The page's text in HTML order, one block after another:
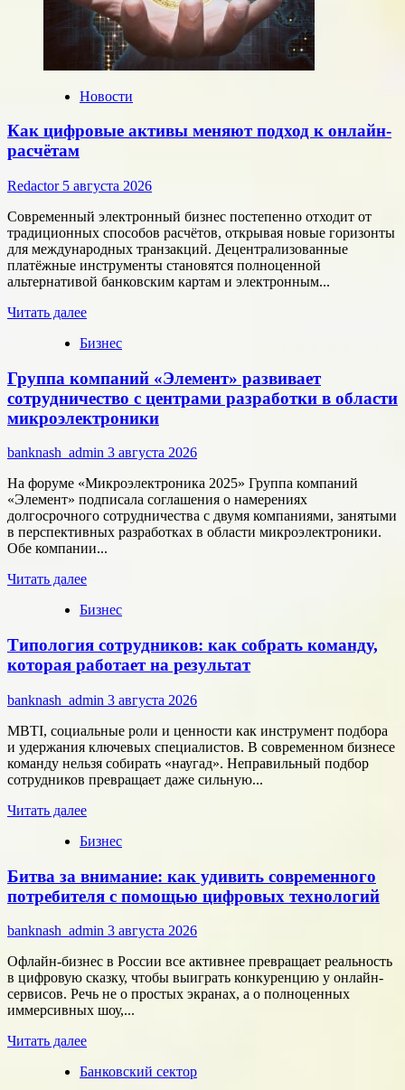
Новости
Как цифровые активы меняют подход к онлайн-
расчётам
Redactor 5 августа 2026
Современный электронный бизнес постепенно отходит от
традиционных способов расчётов, открывая новые горизонты
для международных транзакций. Децентрализованные
платёжные инструменты становятся полноценной
альтернативой банковским картам и электронным...
Читать далееПрочитать
о
цифровые
активы
меняют
подход
онлайн-
Бизнес
Группа компаний «Элемент» развивает
сотрудничество с центрами разработки в области
микроэлектроники
banknash_admin 3 августа 2026
На форуме «Микроэлектроника 2025» Группа компаний
«Элемент» подписала соглашения о намерениях
долгосрочного сотрудничества с двумя компаниями, занятыми
в перспективных разработках в области микроэлектроники.
Обе компании...
Читать далееПрочитать
о
компаний
«Элемент»
развивает
сотрудничество
с
центрами
разработки
в
области
микроэлектроники
Бизнес
Типология сотрудников: как собрать команду,
которая работает на результат
banknash_admin 3 августа 2026
MBTI, социальные роли и ценности как инструмент подбора
и удержания ключевых специалистов. В современном бизнесе
команду нельзя собирать «наугад». Неправильный подбор
сотрудников превращает даже сильную...
Читать далееПрочитать
о
сотрудников:
как
собрать
команду,
которая
работает
на
результат
Бизнес
Битва за внимание: как удивить современного
потребителя с помощью цифровых технологий
banknash_admin 3 августа 2026
Офлайн-бизнес в России все активнее превращает реальность
в цифровую сказку, чтобы выиграть конкуренцию у онлайн-
сервисов. Речь не о простых экранах, а о полноценных
иммерсивных шоу,...
Читать далееПрочитать
о
Банковский сектор